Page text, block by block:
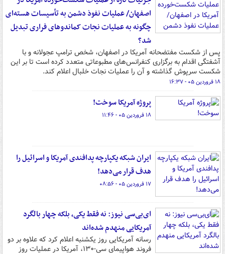
اصفهان/ عملیات نفوذ دشمن به تأسیسات هسته‌ای
چگونه به عملیات نجات کماندوهای فراری تبدیل
شد؟
پس از شکست مفتضحانه آمریکا در اصفهان، شخص ترامپ عجولانه و با
آشفتگی اقدام به برگزاری کنفرانس‌های مطبوعاتی متعدد کرده است تا بر این
شکست سرپوش گذاشته و آن را عملیات نجات خلبال اعلام کند.
۱۸ فروردین ۰۵ - ۱۶:۳۷
پروژه آمریکا سوخت!
۱۸ فروردین ۰۵ - ۱۱:۴۶
ایران شبکه یکپارچه پدافندی آمریکا و اسرائیل را
هدف قرار می‌دهد!
۱۷ فروردین ۰۵ - ۰۸:۵۶
ای‌بی‌سی نیوز: نه فقط یکی، بلکه چهار بالگرد
آمریکایی منهدم شده‌اند
رسانه آمریکایی روز یکشنبه اعلام کرد که علاوه بر دو
فروند هواپیمای سی-۱۳۰، آمریکا در عملیات روز